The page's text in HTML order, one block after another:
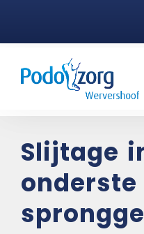
Podologie
Contact
Slijtage
onderste